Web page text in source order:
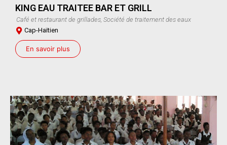
KING EAU TRAITEE BAR ET GRILL
Café et restaurant de grillades, Société de traitement des eaux
Cap-Haïtien
En savoir plus